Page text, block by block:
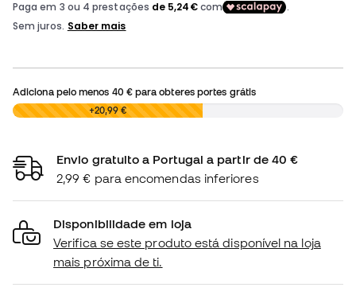
Adiciona pelo menos 40 €para obteres portes grátis
0,00 € +20,99 €
Envio gratuito a Portugal a partir de 40 €
2,99 € para encomendas inferiores
Disponibilidade em loja
Verifica se este produto está disponível na loja
mais próxima de ti.